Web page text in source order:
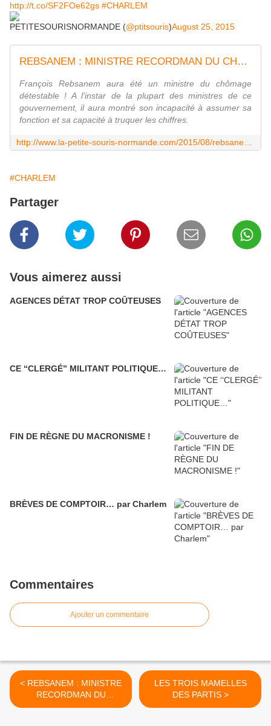
http://t.co/SF2FOe62gs #CHARLEM
PETITESOURISNORMANDE (@ptitsouris)August 25, 2015
REBSANEM : MINISTRE RECORDMAN DU CHÔMAGE ! - Le blog de la-petite-souris-normande.com
François Rebsanem aura été un ministre du chômage
détestable ! A l'instar de la plupart des ministres de ce
gouvernement, il aura montré son incapacité à assumer sa
fonction et sa capacité à truquer les chiffres.
#CHARLEM
Partager
Vous aimerez aussi
AGENCES DÉTAT TROP COÛTEUSES
CE ‘‘CLERGÉ’’ MILITANT POLITIQUE…
FIN DE RÈGNE DU MACRONISME !
BRÈVES DE COMPTOIR… par Charlem
Commentaires
Ajouter un commentaire
< REBSANEM : MINISTRE
RECORDMAN DU
CHÔMAGE !
LES TROIS MAMELLES
DES PARTIS >